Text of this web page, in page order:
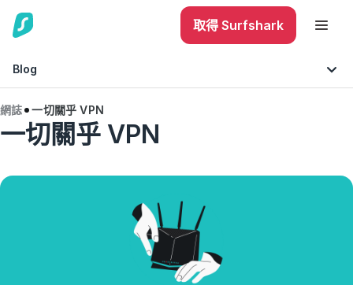
取得 Surfshark
Blog
技巧與建議
網誌 一切關乎 VPN
一切關乎 VPN